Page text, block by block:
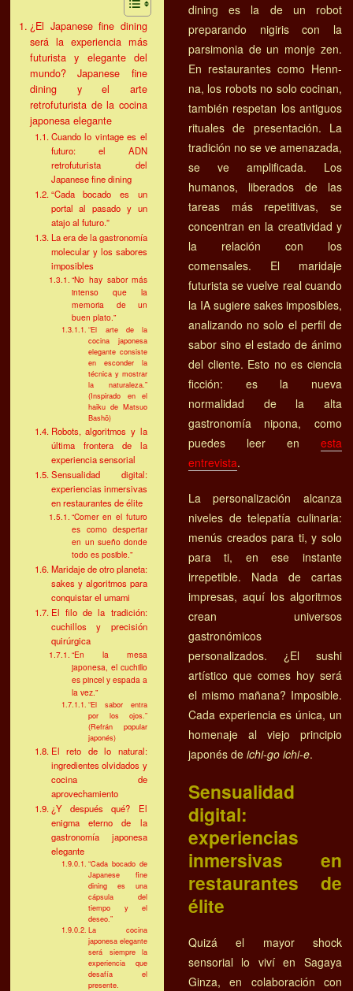
¿El Japanese fine dining
será la experiencia más
futurista y elegante del
mundo? Japanese fine
dining y el arte
retrofuturista de la cocina
japonesa elegante
Cuando lo vintage es el
futuro: el ADN
retrofuturista del
Japanese fine dining
“Cada bocado es un
portal al pasado y un
atajo al futuro.”
La era de la gastronomía
molecular y los sabores
imposibles
“No hay sabor más
intenso que la
memoria de un
buen plato.”
“El arte de la
cocina japonesa
elegante consiste
en esconder la
técnica y mostrar
la naturaleza.”
(Inspirado en el
haiku de Matsuo
Bashō)
Robots, algoritmos y la
última frontera de la
experiencia sensorial
Sensualidad digital:
experiencias inmersivas
en restaurantes de élite
“Comer en el futuro
es como despertar
en un sueño donde
todo es posible.”
Maridaje de otro planeta:
sakes y algoritmos para
conquistar el umami
El filo de la tradición:
cuchillos y precisión
quirúrgica
“En la mesa
japonesa, el cuchillo
es pincel y espada a
la vez.”
“El sabor entra
por los ojos.”
(Refrán popular
japonés)
El reto de lo natural:
ingredientes olvidados y
cocina de
aprovechamiento
¿Y después qué? El
enigma eterno de la
gastronomía japonesa
elegante
“Cada bocado de
Japanese fine
dining es una
cápsula del
tiempo y el
deseo.”
La cocina
japonesa elegante
será siempre la
experiencia que
desafía el
presente.
dining es la de un robot
preparando nigiris con la
parsimonia de un monje zen.
En restaurantes como Henn-
na, los robots no solo cocinan,
también respetan los antiguos
rituales de presentación. La
tradición no se ve amenazada,
se ve amplificada. Los
humanos, liberados de las
tareas más repetitivas, se
concentran en la creatividad y
la relación con los
comensales. El maridaje
futurista se vuelve real cuando
la IA sugiere sakes imposibles,
analizando no solo el perfil de
sabor sino el estado de ánimo
del cliente. Esto no es ciencia
ficción: es la nueva
normalidad de la alta
gastronomía nipona, como
puedes leer en esta
entrevista.
La personalización alcanza
niveles de telepatía culinaria:
menús creados para ti, y solo
para ti, en ese instante
irrepetible. Nada de cartas
impresas, aquí los algoritmos
crean universos
gastronómicos
personalizados. ¿El sushi
artístico que comes hoy será
el mismo mañana? Imposible.
Cada experiencia es única, un
homenaje al viejo principio
japonés de ichi-go ichi-e.
Sensualidad
digital:
experiencias
inmersivas en
restaurantes de
élite
Quizá el mayor shock
sensorial lo viví en Sagaya
Ginza, en colaboración con